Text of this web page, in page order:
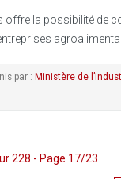
offre la possibilité de
par : Ministère de
228 - Page 17/23